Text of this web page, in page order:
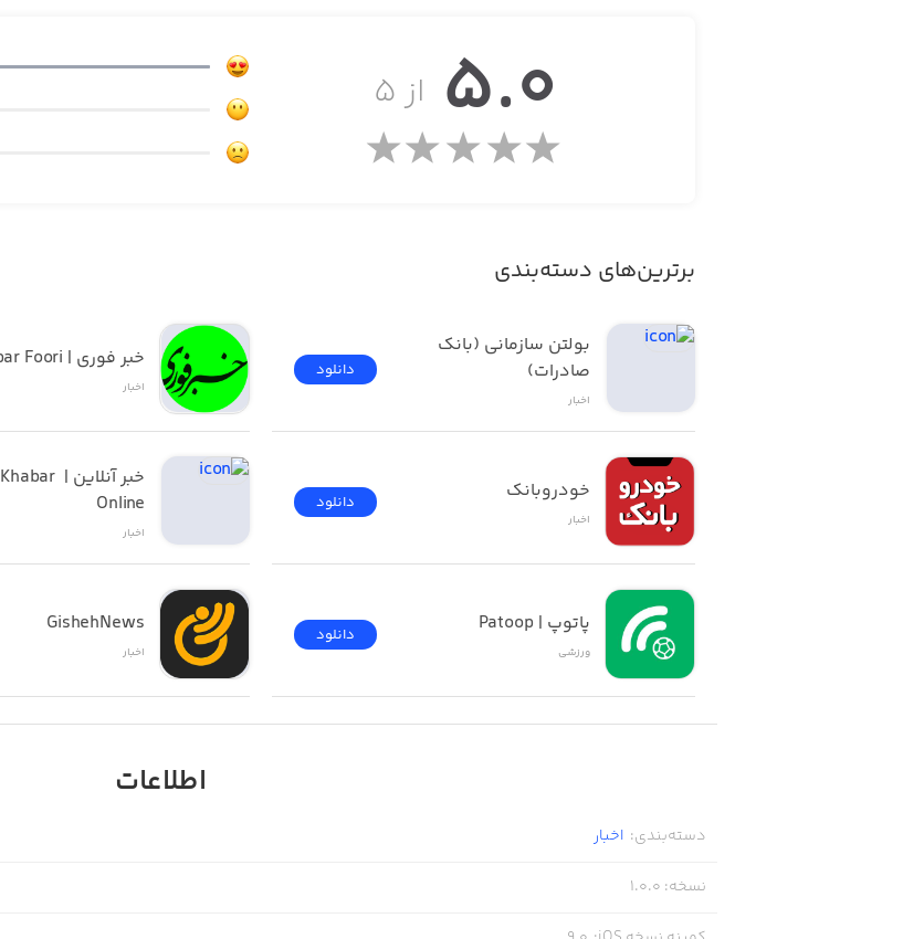
از ۵ 5.0
برترین‌های دسته‌بندی
صادرات)
اخبار
دانلود
خودروبانک
اخبار
دانلود
پاتوپ | Patoop
ورزشی
دانلود
خبر فوری | Khabar Foori
اخبار
خبر آنلاین | Khabar
Online
اخبار
GishehNews
اخبار
اطلاعات
دسته‌بندی: اخبار
نسخه:
1.0.0